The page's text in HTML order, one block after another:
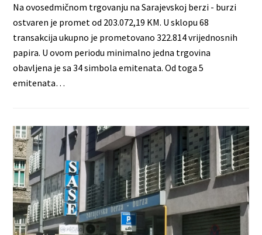
Na ovosedmičnom trgovanju na Sarajevskoj berzi - burzi
ostvaren je promet od 203.072,19 KM. U sklopu 68
transakcija ukupno je prometovano 322.814 vrijednosnih
papira. U ovom periodu minimalno jedna trgovina
obavljena je sa 34 simbola emitenata. Od toga 5
emitenata…